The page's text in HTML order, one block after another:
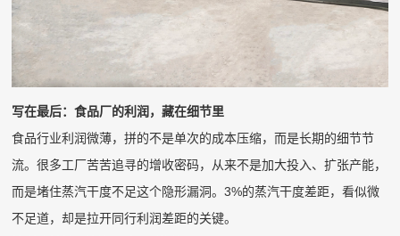
写在最后：食品厂的利润，藏在细节里
食品行业利润微薄，拼的不是单次的成本压缩，而是长期的细节节
流。很多工厂苦苦追寻的增收密码，从来不是加大投入、扩张产能，
而是堵住蒸汽干度不足这个隐形漏洞。3%的蒸汽干度差距，看似微
不足道，却是拉开同行利润差距的关键。